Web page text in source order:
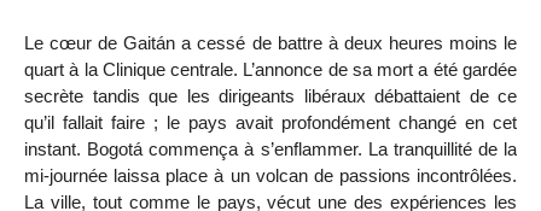
Le cœur de Gaitán a cessé de battre à deux heures moins le
quart à la Clinique centrale. L’annonce de sa mort a été gardée
secrète tandis que les dirigeants libéraux débattaient de ce
qu’il fallait faire ; le pays avait profondément changé en cet
instant. Bogotá commença à s’enflammer. La tranquillité de la
mi-journée laissa place à un volcan de passions incontrôlées.
La ville, tout comme le pays, vécut une des expériences les